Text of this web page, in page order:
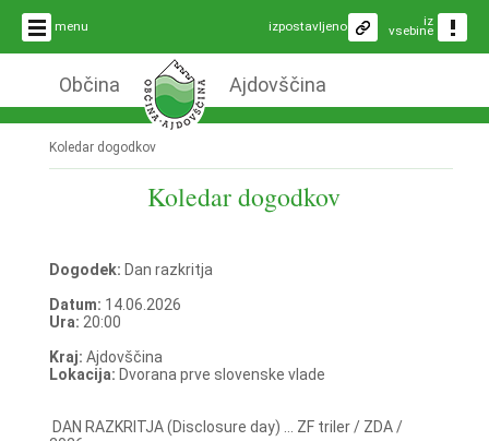
menu iz
vsebine
izpostavljeno
Občina Ajdovščina
Koledar dogodkov
Koledar dogodkov
Dogodek: Dan razkritja
Datum: 14.06.2026
Ura: 20:00
Kraj: Ajdovščina
Lokacija: Dvorana prve slovenske vlade
DAN RAZKRITJA (Disclosure day) ... ZF triler / ZDA /